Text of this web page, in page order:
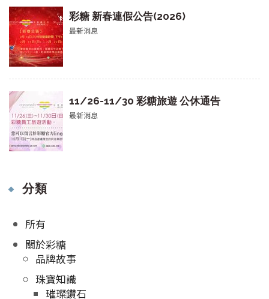
彩糖 新春連假公告(2026)
最新消息
11/26-11/30 彩糖旅遊 公休通告
最新消息
分類
所有
關於彩糖
品牌故事
珠寶知識
璀璨鑽石